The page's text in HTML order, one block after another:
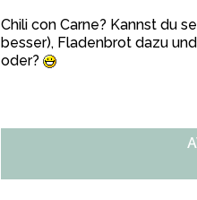
Chili con Carne? Kannst du
besser), Fladenbrot dazu
oder?